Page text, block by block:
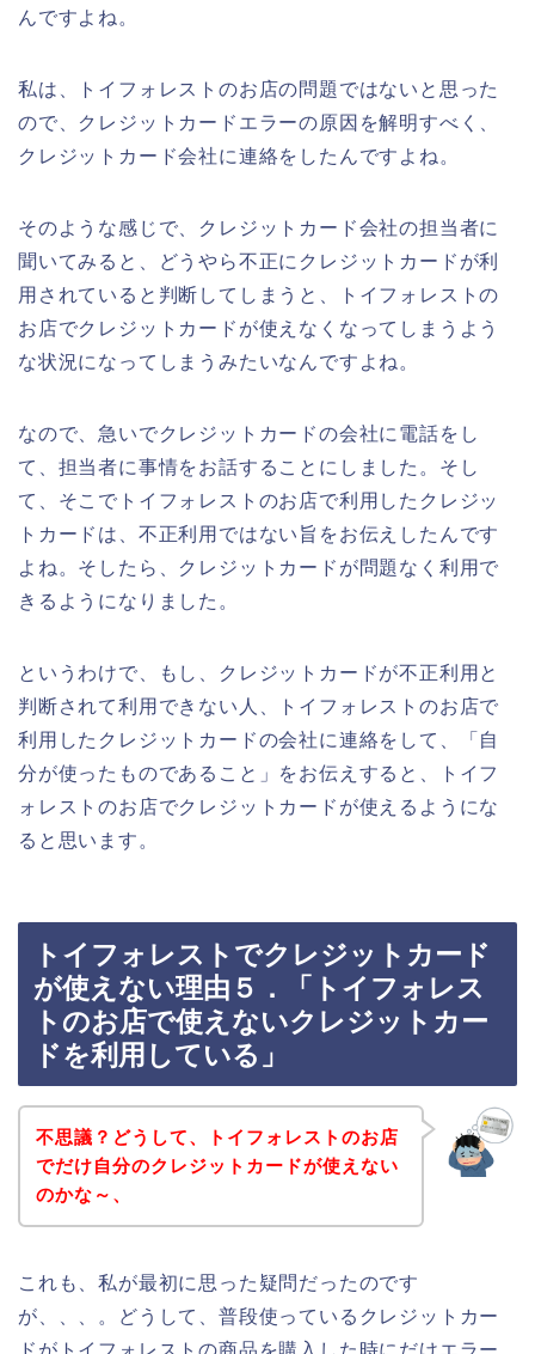
んですよね。
私は、トイフォレストのお店の問題ではないと思った
ので、クレジットカードエラーの原因を解明すべく、
クレジットカード会社に連絡をしたんですよね。
そのような感じで、クレジットカード会社の担当者に
聞いてみると、どうやら不正にクレジットカードが利
用されていると判断してしまうと、トイフォレストの
お店でクレジットカードが使えなくなってしまうよう
な状況になってしまうみたいなんですよね。
なので、急いでクレジットカードの会社に電話をし
て、担当者に事情をお話することにしました。そし
て、そこでトイフォレストのお店で利用したクレジッ
トカードは、不正利用ではない旨をお伝えしたんです
よね。そしたら、クレジットカードが問題なく利用で
きるようになりました。
というわけで、もし、クレジットカードが不正利用と
判断されて利用できない人、トイフォレストのお店で
利用したクレジットカードの会社に連絡をして、「自
分が使ったものであること」をお伝えすると、トイフ
ォレストのお店でクレジットカードが使えるようにな
ると思います。
トイフォレストでクレジットカード
が使えない理由５．「トイフォレス
トのお店で使えないクレジットカー
ドを利用している」
不思議？どうして、トイフォレストのお店
でだけ自分のクレジットカードが使えない
のかな～、
これも、私が最初に思った疑問だったのです
が、、、。どうして、普段使っているクレジットカー
ドがトイフォレストの商品を購入した時にだけエラー